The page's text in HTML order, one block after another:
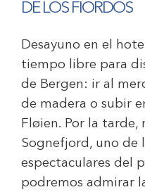
DE LOS FIORDOS
Desayuno en el
tiempo libre para
de Bergen: ir al
de madera o subir
Fløien. Por la tarde,
Sognefjord, uno de
espectaculares del
podremos admirar